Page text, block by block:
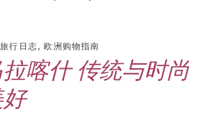
行日志,欧洲购物指南
喀什 传统与时尚